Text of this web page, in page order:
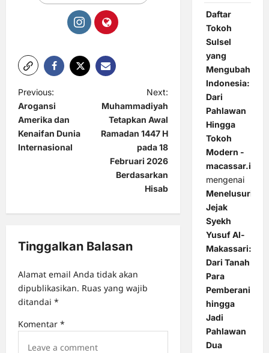
P
o
s
t
g
t
i
n
Previous:
Arogansi
Amerika dan
Kenaifan Dunia
Internasional
Next:
Muhammadiyah
Tetapkan Awal
Ramadan 1447 H
pada 18
Februari 2026
Berdasarkan
Hisab
Tinggalkan Balasan
Alamat email Anda tidak akan
dipublikasikan. Ruas yang wajib
ditandai *
Komentar *
Daftar
Tokoh
Sulsel
yang
Mengubah
Indonesia:
Dari
Pahlawan
Hingga
Tokoh
Modern -
macassar.id
mengenai
Menelusuri
Jejak
Syekh
Yusuf Al-
Makassari:
Dari Tanah
Para
Pemberani
hingga
Jadi
Pahlawan
Dua